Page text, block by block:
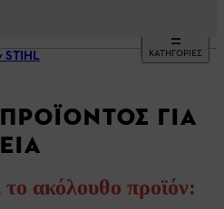
ΚΑΤΗΓΟΡΙΕΣ
STIHL
ΓΙΑ
ακόλουθο προϊόν: